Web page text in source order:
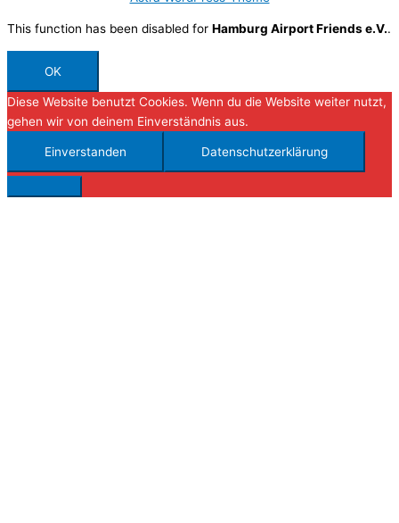
This function has been disabled for Hamburg Airport Friends e.V..
OK
Diese Website benutzt Cookies. Wenn du die Website weiter nutzt,
gehen wir von deinem Einverständnis aus.
Einverstanden Datenschutzerklärung